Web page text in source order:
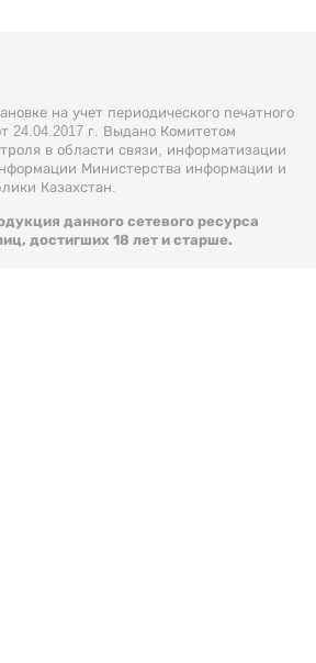
на учет периодического печатного
24.04.2017 г. Выдано Комитетом
в области связи, информатизации
Министерства информации и
Казахстан.
данного сетевого ресурса
достигших 18 лет и старше.